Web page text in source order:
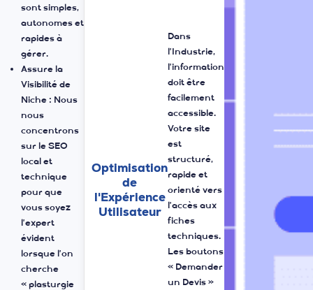
dédié. Nos
solutions
sont simples,
autonomes et
rapides à
gérer.
Assure la
Visibilité de
Niche : Nous
nous
concentrons
sur le SEO
local et
technique
pour que
vous soyez
l’expert
évident
lorsque l’on
Optimisation
de
Dans
l’Industrie,
l’information
doit être
facilement
accessible.
Votre site
est
structuré,
rapide et
orienté vers
l’accès aux
fiches
techniques.
Les boutons